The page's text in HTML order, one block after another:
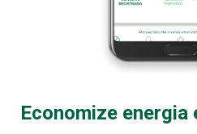
Economize energia